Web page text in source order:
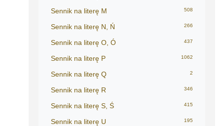
Sennik na literę M 508
Sennik na literę N, Ń 266
Sennik na literę O, Ó 437
Sennik na literę P 1062
Sennik na literę Q 2
Sennik na literę R 346
Sennik na literę S, Ś 415
Sennik na literę U 195